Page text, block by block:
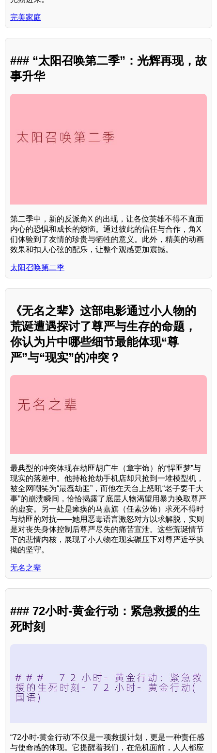
完美家庭
### “太阳召唤第二季”：光辉再现，故
事升华
第二季中，新的反派角X 的出现，让各位英雄不得不直面
内心的恐惧和成长的烦恼。通过彼此的信任与合作，角X
们体验到了友情的珍贵与牺牲的意义。此外，精美的动画
效果和扣人心弦的配乐，让整个观感更加震撼。
太阳召唤第二季
《无名之辈》这部电影通过小人物的
荒诞遭遇探讨了尊严与生存的命题，
你认为片中哪些细节最能体现“尊
严”与“现实”的冲突？
最典型的冲突体现在劫匪胡广生（章宇饰）的“悍匪梦”与
现实的落差中。他持枪抢劫手机店却只抢到一堆模型机，
被全网嘲笑为“最蠢劫匪”，而他在天台上怒吼“老子要干大
事”的崩溃瞬间，恰恰揭露了底层人物渴望用暴力换取尊严
的虚妄。另一处是瘫痪的马嘉旗（任素汐饰）求死不得时
与劫匪的对抗——她用恶毒语言激怒对方以求解脱，实则
是对丧失身体控制后尊严尽失的痛苦宣泄。这些荒诞情节
下的悲情内核，展现了小人物在现实碾压下对尊严近乎执
拗的坚守。
无名之辈
### 72小时-黄金行动：紧急救援的生
死时刻
“72小时-黄金行动”不仅是一项救援计划，更是一种责任感
与使命感的体现。它提醒着我们，在危机面前，人人都应